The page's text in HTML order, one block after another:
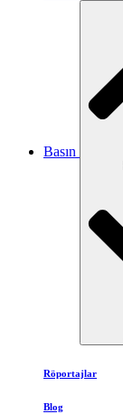
Basın
Röportajlar
Blog